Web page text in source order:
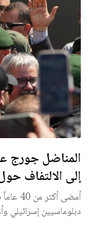
المناضل جورج
إلى الالتفاف
أمضى
دبلوماسيين إسرائيلي